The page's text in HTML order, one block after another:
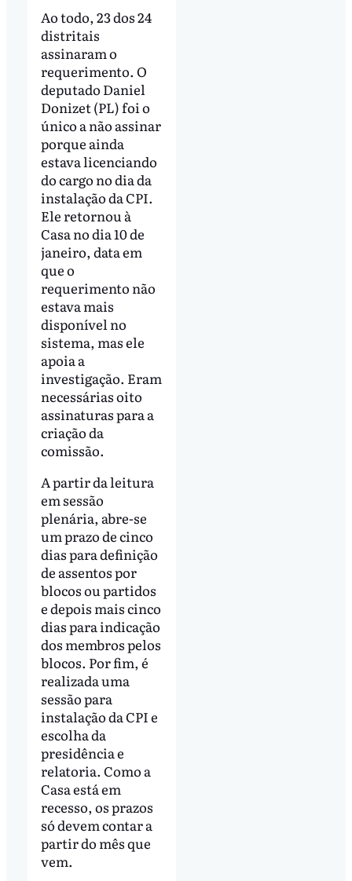
Ao todo, 23 dos 24
distritais
assinaram o
requerimento. O
deputado Daniel
Donizet (PL) foi o
único a não assinar
porque ainda
estava licenciando
do cargo no dia da
instalação da CPI.
Ele retornou à
Casa no dia 10 de
janeiro, data em
que o
requerimento não
estava mais
disponível no
sistema, mas ele
apoia a
investigação. Eram
necessárias oito
assinaturas para a
criação da
comissão.
A partir da leitura
em sessão
plenária, abre-se
um prazo de cinco
dias para definição
de assentos por
blocos ou partidos
e depois mais cinco
dias para indicação
dos membros pelos
blocos. Por fim, é
realizada uma
sessão para
instalação da CPI e
escolha da
presidência e
relatoria. Como a
Casa está em
recesso, os prazos
só devem contar a
partir do mês que
vem.